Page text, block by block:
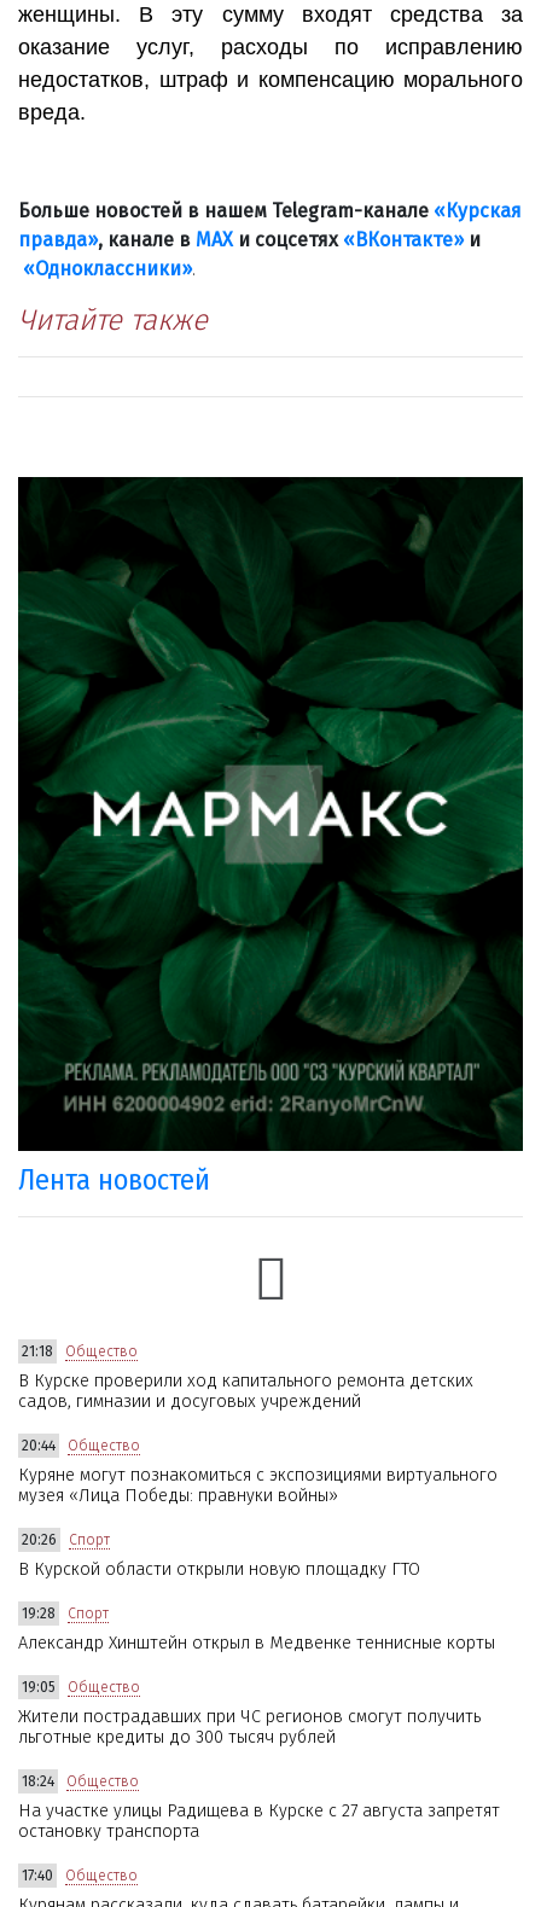
женщины. В эту сумму входят средства за
оказание услуг, расходы по исправлению
недостатков, штраф и компенсацию морального
вреда.
Больше новостей в нашем Telegram-канале «Курская
правда», канале в МАХи соцсетях «ВКонтакте»и
«Одноклассники».
Читайте также
Лента новостей
21:18 Общество
В Курске проверили ход капитального ремонта детских
садов, гимназии и досуговых учреждений
20:44 Общество
Куряне могут познакомиться с экспозициями виртуального
музея «Лица Победы: правнуки войны»
20:26 Спорт
В Курской области открыли новую площадку ГТО
19:28 Спорт
Александр Хинштейн открыл в Медвенке теннисные корты
19:05 Общество
Жители пострадавших при ЧС регионов смогут получить
льготные кредиты до 300 тысяч рублей
18:24 Общество
На участке улицы Радищева в Курске с 27 августа запретят
остановку транспорта
17:40 Общество